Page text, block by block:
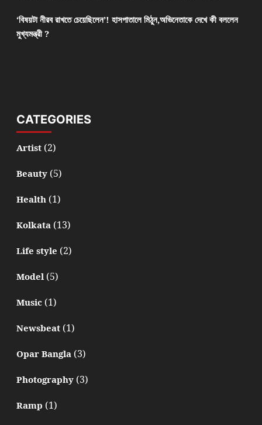
‘বিষয়টা নীরব রাখতে চেয়েছিলেন’! হাসপাতালে মিঠুন,অভিনেতাকে দেখে কী বললেন
মুখ্যমন্ত্রী ?
CATEGORIES
Artist(2)
Beauty(5)
Health(1)
Kolkata(13)
Life style (2)
Model(5)
Music(1)
Newsbeat(1)
Opar Bangla(3)
Photography(3)
Ramp (1)